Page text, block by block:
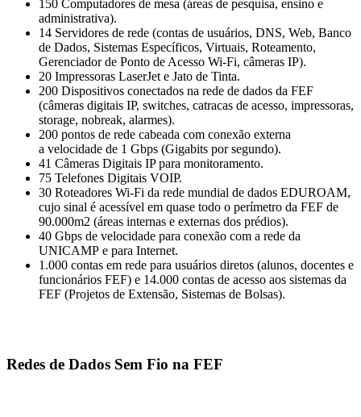
150 Computadores de mesa (áreas de pesquisa, ensino e
administrativa).
14 Servidores de rede (contas de usuários, DNS, Web, Banco
de Dados, Sistemas Específicos, Virtuais, Roteamento,
Gerenciador de Ponto de Acesso Wi-Fi, câmeras IP).
20 Impressoras LaserJet e Jato de Tinta.
200 Dispositivos conectados na rede de dados da FEF
(câmeras digitais IP, switches, catracas de acesso, impressoras,
storage, nobreak, alarmes).
200 pontos de rede cabeada com conexão externa
a velocidade de 1 Gbps (Gigabits por segundo).
41 Câmeras Digitais IP para monitoramento.
75 Telefones Digitais VOIP.
30 Roteadores Wi-Fi da rede mundial de dados EDUROAM,
cujo sinal é acessível em quase todo o perímetro da FEF de
90.000m2 (áreas internas e externas dos prédios).
40 Gbps de velocidade para conexão com a rede da
UNICAMP e para Internet.
1.000 contas em rede para usuários diretos (alunos, docentes e
funcionários FEF) e 14.000 contas de acesso aos sistemas da
FEF (Projetos de Extensão, Sistemas de Bolsas).
Redes de Dados Sem Fio na FEF